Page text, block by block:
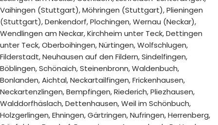
Vaihingen (Stuttgart), Möhringen (Stuttgart), Plieningen
(Stuttgart), Denkendorf, Plochingen, Wernau (Neckar),
Wendlingen am Neckar, Kirchheim unter Teck, Dettingen
unter Teck, Oberboihingen, Nürtingen, Wolfschlugen,
Filderstadt, Neuhausen auf den Fildern, Sindelfingen,
Böblingen, Schönaich, Steinenbronn, Waldenbuch,
Bonlanden, Aichtal, Neckartailfingen, Frickenhausen,
Neckartenzlingen, Bempfingen, Riederich, Pliezhausen,
Walddorfhäslach, Dettenhausen, Weil im Schönbuch,
Holzgerlingen, Ehningen, Gärtringen, Nufringen, Herrenberg,